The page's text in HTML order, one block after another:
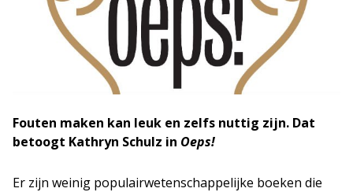
Fouten maken kan leuk en zelfs nuttig zijn. Dat
betoogt Kathryn Schulz in Oeps!
Er zijn weinig populairwetenschappelijke boeken die